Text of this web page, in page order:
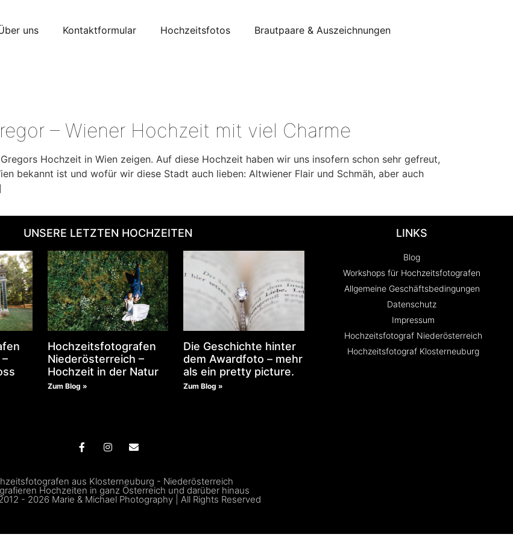
uns Kontaktformular Hochzeitsfotos Brautpaare & Auszeichnungen
– Wiener Hochzeit mit viel Charme
Hochzeit in Wien zeigen. Auf diese Hochzeit haben wir uns insofern schon sehr gefreut,
bekannt ist und wofür wir diese Stadt auch lieben: Altwiener Flair und Schmäh, aber auch
UNSERE LETZTEN HOCHZEITEN
Hochzeitsfotografen
Niederösterreich –
Hochzeit in der Natur
Zum Blog »
Die Geschichte hinter
dem Awardfoto – mehr
als ein pretty picture.
Zum Blog »
LINKS
Blog
Workshops für Hochzeitsfotografen
Allgemeine Geschäftsbedingungen
Datenschutz
Impressum
Hochzeitsfotograf Niederösterreich
Hochzeitsfotograf Klosterneuburg
aus Klosterneuburg - Niederösterreich
Hochzeiten in ganz Österreich und darüber hinaus
- 2026 Marie & Michael Photography | All Rights Reserved